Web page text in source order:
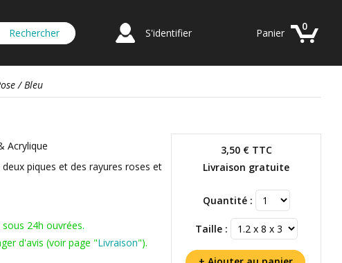
S'identifier
0
Panier
/ Bleu
3,50 €TTC
Livraison gratuite
Quantité :
Taille :
Acrylique
piques et des rayures roses et
24h ouvrées.
d'avis (voir page "Livraison").